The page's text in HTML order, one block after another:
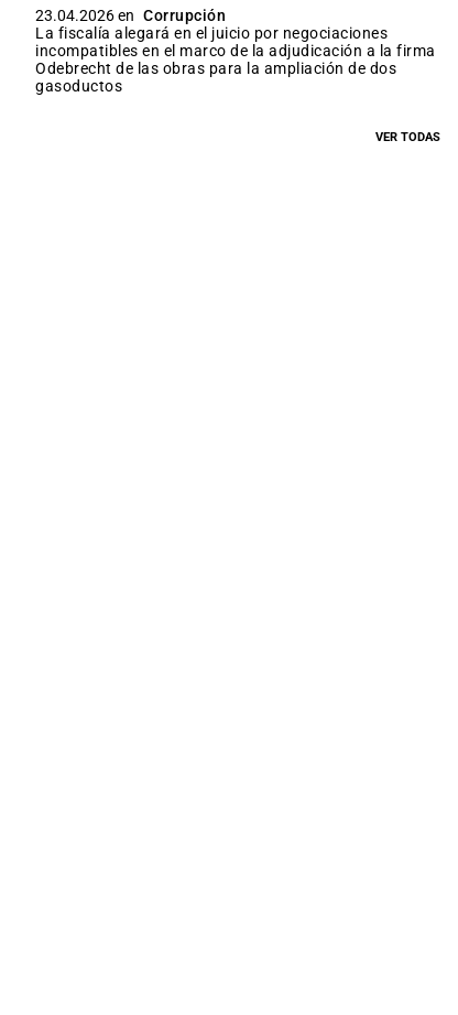
23.04.2026 en Corrupción
La fiscalía alegará en el juicio por negociaciones
incompatibles en el marco de la adjudicación a la firma
Odebrecht de las obras para la ampliación de dos
gasoductos
VER TODAS